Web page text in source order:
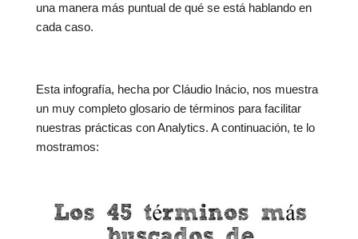
una manera más puntual de qué se está hablando en
cada caso.
Esta infografía, hecha por Cláudio Inácio, nos muestra
un muy completo glosario de términos para facilitar
nuestras prácticas con Analytics. A continuación, te lo
mostramos: